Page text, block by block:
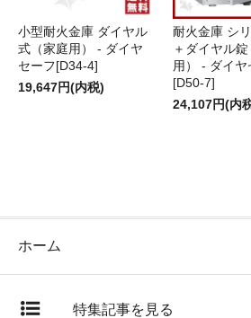
小型耐火金庫 ダイヤル
式（家庭用） - ダイヤ
セーフ[D34-4]
19,647円(内税)
耐火金庫 シ
＋ダイヤル
用） - ダイヤ
[D50-7]
24,107円(内
ホーム
特集記事を見る